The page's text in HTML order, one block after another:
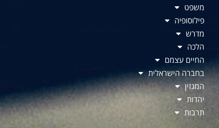
משפט
פילוסופיה
מדרש
הלכה
החיים עצמם
בחברה הישראלית
המגזין
יהדות
תרבות